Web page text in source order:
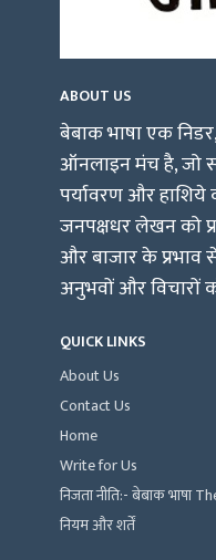
ABOUT US
बेबाक भाषा एक
ऑनलाइन मंच है, जो
पर्यावरण और हाशिये
जनपक्षधर लेखन को
और बाजार के
अनुभवों और विचारों
QUICK LINKS
About Us
Contact Us
Home
Write for Us
निजता नीति:- बेबाक भाषा
नियम और शर्तें